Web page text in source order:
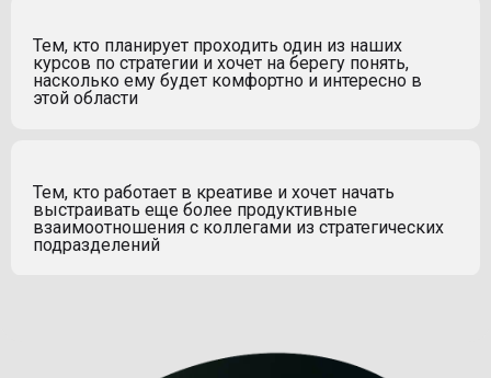
Тем, кто планирует проходить один из наших
курсов по стратегии и хочет на берегу понять,
насколько ему будет комфортно и интересно в
этой области
Тем, кто работает в креативе и хочет начать
выстраивать еще более продуктивные
взаимоотношения с коллегами из стратегических
подразделений